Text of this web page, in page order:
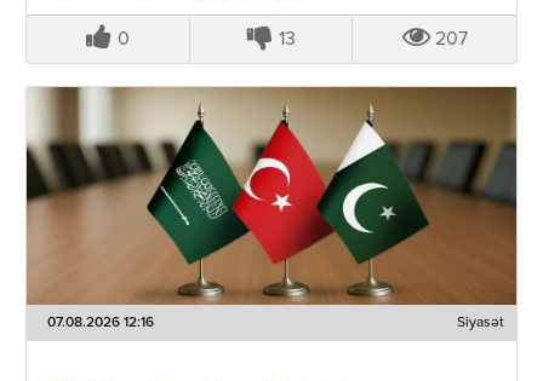
0 13 207
07.08.2026 12:16 Siyasət